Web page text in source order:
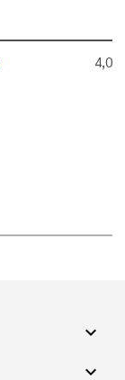
4,0
expand_more
expand_more